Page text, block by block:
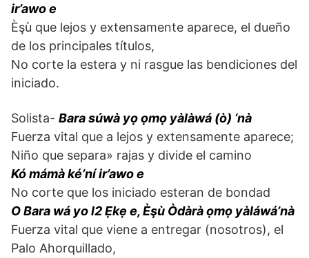
ir’awo e
Èşù que lejos y extensamente aparece, el dueño
de los principales títulos,
No corte la estera y ni rasgue las bendiciones del
iniciado.
Solista- Bara súwà yọ ọmọ yàlàwá (ò) ‘nà
Fuerza vital que a lejos y extensamente aparece;
Niño que separa» rajas y divide el camino
Kó mámà ké’ní ir’awo e
No corte que los iniciado esteran de bondad
O Bara wá yo l2 Ẹkẹ e, Èşù Òdàrà ọmọ yàláwá’nà
Fuerza vital que viene a entregar (nosotros), el
Palo Ahorquillado,